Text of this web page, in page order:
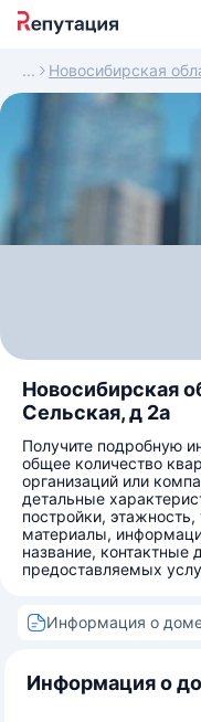
Новосибирская
Новосибирская
Сельская, д 2а
Получите подробную
общее количество
организаций или
детальные
постройки,
материалы,
название, контактные
предоставляемых
Информация о
Информация о